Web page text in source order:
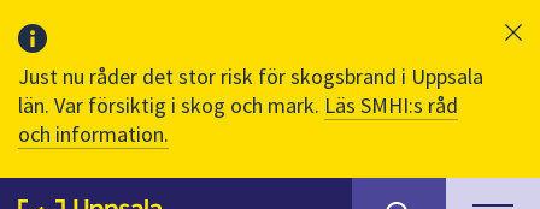
Just nu råder det stor risk för skogsbrand i Uppsala
län. Var försiktig i skog och mark. Läs SMHI:s råd
och information.